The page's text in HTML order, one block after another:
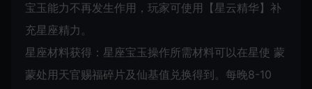
宝玉能力不再发生作用，玩家可使用【星云精华】补
充星座精力。
星座材料获得：星座宝玉操作所需材料可以在星使 蒙
蒙处用天官赐福碎片及仙基值兑换得到。每晚8-10